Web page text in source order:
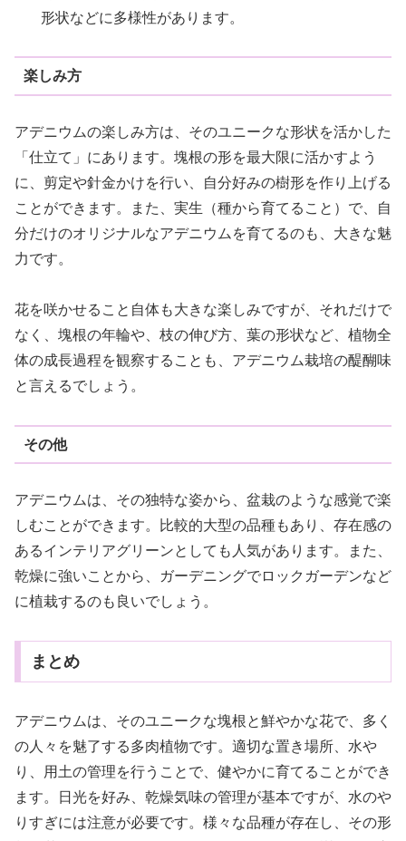
形状などに多様性があります。
楽しみ方
アデニウムの楽しみ方は、そのユニークな形状を活かした
「仕立て」にあります。塊根の形を最大限に活かすよう
に、剪定や針金かけを行い、自分好みの樹形を作り上げる
ことができます。また、実生（種から育てること）で、自
分だけのオリジナルなアデニウムを育てるのも、大きな魅
力です。
花を咲かせること自体も大きな楽しみですが、それだけで
なく、塊根の年輪や、枝の伸び方、葉の形状など、植物全
体の成長過程を観察することも、アデニウム栽培の醍醐味
と言えるでしょう。
その他
アデニウムは、その独特な姿から、盆栽のような感覚で楽
しむことができます。比較的大型の品種もあり、存在感の
あるインテリアグリーンとしても人気があります。また、
乾燥に強いことから、ガーデニングでロックガーデンなど
に植栽するのも良いでしょう。
まとめ
アデニウムは、そのユニークな塊根と鮮やかな花で、多く
の人々を魅了する多肉植物です。適切な置き場所、水や
り、用土の管理を行うことで、健やかに育てることができ
ます。日光を好み、乾燥気味の管理が基本ですが、水のや
りすぎには注意が必要です。様々な品種が存在し、その形